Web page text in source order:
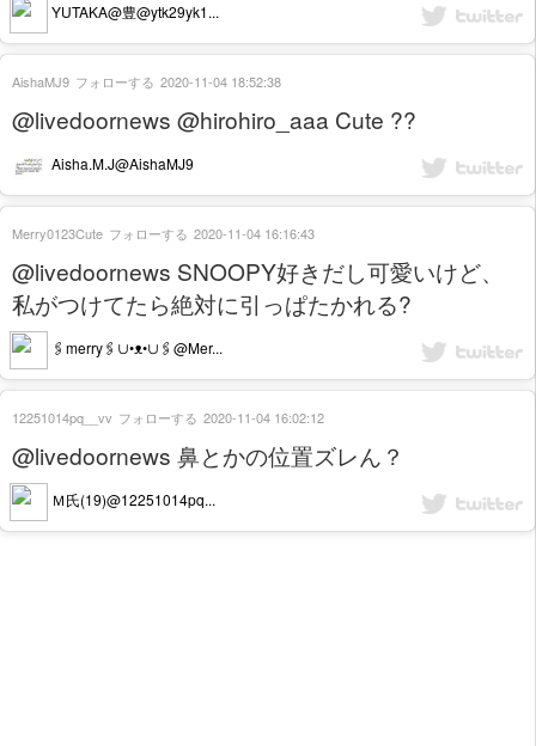
YUTAKA@豊@ytk29yk1...
@livedoornews @hirohiro_aaa Cute ??
Aisha.M.J@AishaMJ9
AishaMJ9 フォローする 2020-11-04 18:52:38
@livedoornews SNOOPY好きだし可愛いけど、
私がつけてたら絶対に引っぱたかれる?
🖇merry🖇∪•ᴥ•∪🖇@Mer...
Merry0123Cute フォローする 2020-11-04 16:16:43
@livedoornews 鼻とかの位置ズレん？
Ｍ氏(19)@12251014pq...
12251014pq__vv フォローする 2020-11-04 16:02:12